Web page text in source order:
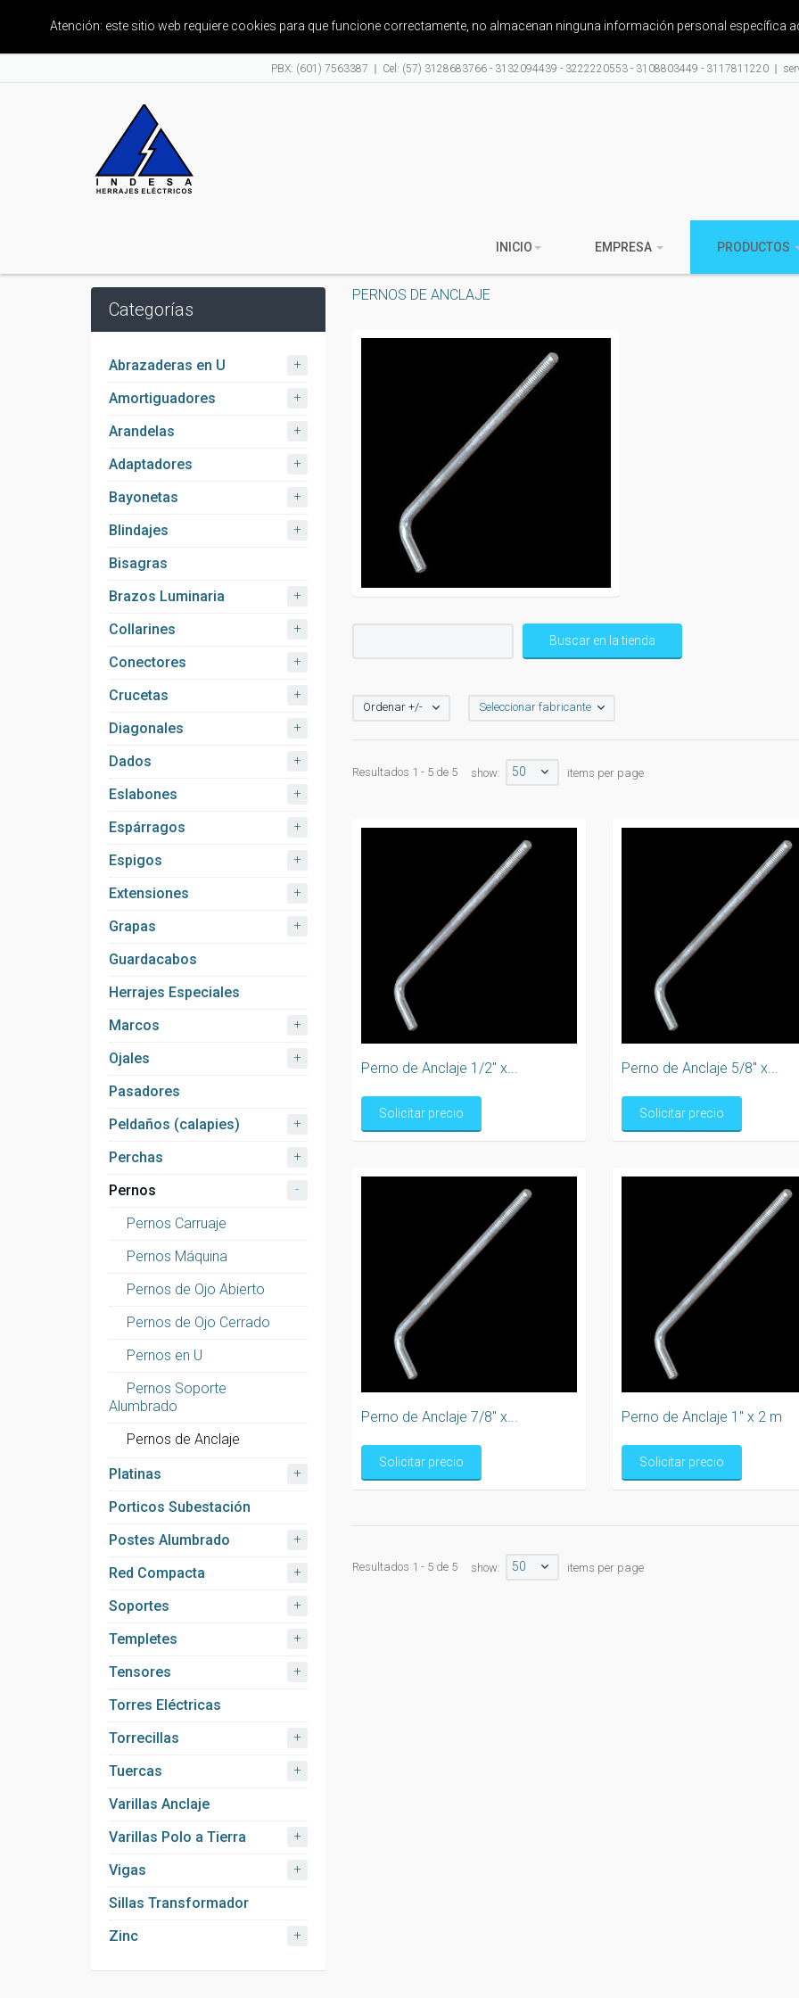
Atención: este sitio web requiere cookies para que funcione correctamente, no almacenan ninguna información personal específica
PBX: (601) 7563387 Cel: (57) 3128683766 - 3132094439 - 3222220553 - 3108803449 - 3117811220
INICIO EMPRESA PRODUCTOS
PERNOS DE ANCLAJE
Ordenar +/- Seleccionar fabricante
Resultados 1 - 5 de 5 show: 50 items per page
Perno de Anclaje 1/2" x...
Solicitar precio
Perno de Anclaje 5/8" x...
Solicitar precio
Perno de Anclaje 7/8" x...
Solicitar precio
Perno de Anclaje 1" x 2 m
Solicitar precio
Resultados 1 - 5 de 5 show: 50 items per page
Categorías
Abrazaderas en U +
Amortiguadores +
Arandelas +
Adaptadores +
Bayonetas +
Blindajes +
Bisagras
Brazos Luminaria
+
Collarines +
Conectores +
Crucetas +
Diagonales +
Dados +
Eslabones +
Espárragos +
Espigos +
Extensiones +
Grapas +
Guardacabos
Herrajes Especiales
Marcos
+
Ojales +
Pasadores
Peldaños (calapies)
+
Perchas +
Pernos -
Pernos Carruaje
Pernos Máquina
Pernos de Ojo Abierto
Pernos de Ojo Cerrado
Pernos en U
Pernos Soporte
Alumbrado
Pernos de Anclaje
Platinas +
Porticos Subestación
Postes Alumbrado
+
Red Compacta +
Soportes +
Templetes +
Tensores +
Torres Eléctricas
Torrecillas
+
Tuercas +
Varillas Anclaje
Varillas Polo a Tierra
+
Vigas +
Sillas Transformador
Zinc
+